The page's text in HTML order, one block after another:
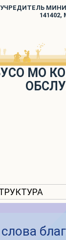
УЧРЕДИТЕЛЬ
МО